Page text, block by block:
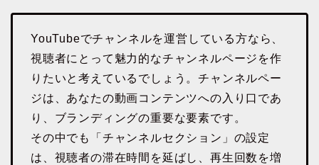
YouTubeでチャンネルを運営している方なら、
視聴者にとって魅力的なチャンネルページを作
りたいと考えているでしょう。チャンネルペー
ジは、あなたの動画コンテンツへの入り口であ
り、ブランディングの重要な要素です。
その中でも「チャンネルセクション」の設定
は、視聴者の滞在時間を延ばし、再生回数を増